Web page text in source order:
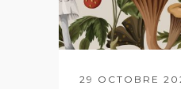
29 OCTOBRE